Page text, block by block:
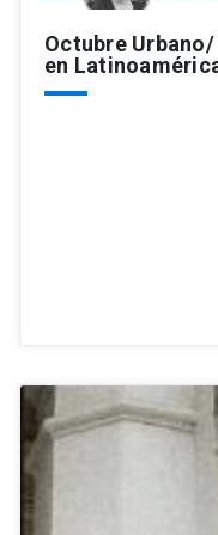
Octubre
en